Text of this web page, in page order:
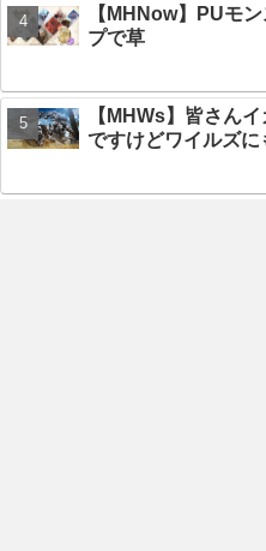
【MHNow】PUモ
プで草
【MHWs】皆さん
ですけどワイルズに